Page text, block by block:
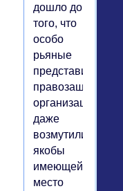
дошло до
того, что
особо
рьяные
представители
правозащитных
организаций
даже
возмутились
якобы
имеющей
место